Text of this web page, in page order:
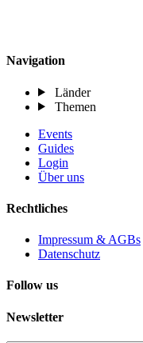
Navigation
Länder
Themen
Events
Guides
Login
Über uns
Rechtliches
Impressum & AGBs
Datenschutz
Follow us
Newsletter